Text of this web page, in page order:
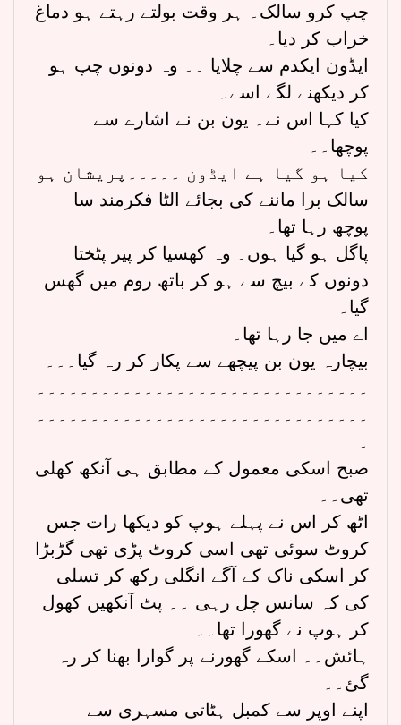
چپ کرو سالک۔ ہر وقت بولتے رہتے ہو دماغ
خراب کر دیا۔
ایڈون ایکدم سے چلایا ۔۔ وہ دونوں چپ ہو
کر دیکھنے لگے اسے۔
کیا کہا اس نے۔ یون بن نے اشارے سے
پوچھا۔۔
کیا ہو گیا ہے ایڈون ۔۔۔۔۔پریشان ہو
سالک برا ماننے کی بجائے الٹا فکرمند سا
پوچھ رہا تھا۔
پاگل ہو گیا ہوں۔ وہ کھسیا کر پیر پٹختا
دونوں کے بیچ سے ہو کر باتھ روم میں گھس
گیا۔
اے میں جا رہا تھا۔
بیچارہ یون بن پیچھے سے پکار کر رہ گیا۔۔۔
۔۔۔۔۔۔۔۔۔۔۔۔۔۔۔۔۔۔۔۔۔۔۔۔۔۔۔۔۔۔۔
۔۔۔۔۔۔۔۔۔۔۔۔۔۔۔۔۔۔۔۔۔۔۔۔۔۔۔۔۔۔۔
۔
صبح اسکی معمول کے مطابق ہی آنکھ کھلی
تھی۔۔
اٹھ کر اس نے پہلے ہوپ کو دیکھا رات جس
کروٹ سوئی تھی اسی کروٹ پڑی تھی گڑبڑا
کر اسکی ناک کے آگے انگلی رکھ کر تسلی
کی کہ سانس چل رہی ۔۔ پٹ آنکھیں کھول
کر ہوپ نے گھورا تھا۔۔
ہائش۔۔ اسکے گھورنے پر گوارا بھنا کر رہ
گئ۔۔
اپنے اوپر سے کمبل ہٹاتی مسہری سے